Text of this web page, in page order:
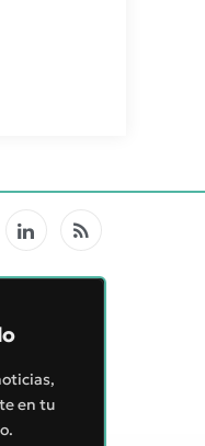
LinkedInRSS
en tu